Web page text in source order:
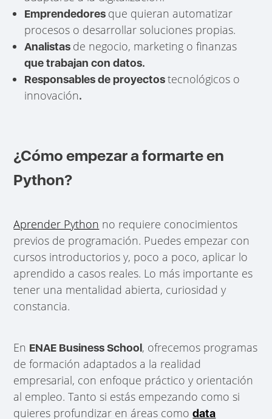
Emprendedores que quieran automatizar
procesos o desarrollar soluciones propias.
Analistas de negocio, marketing o finanzas
que trabajan con datos.
Responsables de proyectostecnológicos o
innovación.
¿Cómo empezar a formarte en
Python?
Aprender Python no requiere conocimientos
previos de programación. Puedes empezar con
cursos introductorios y, poco a poco, aplicar lo
aprendido a casos reales. Lo más importante es
tener una mentalidad abierta, curiosidad y
constancia.
En ENAE Business School, ofrecemos programas
de formación adaptados a la realidad
empresarial, con enfoque práctico y orientación
al empleo. Tanto si estás empezando como si
quieres profundizar en áreas comodata